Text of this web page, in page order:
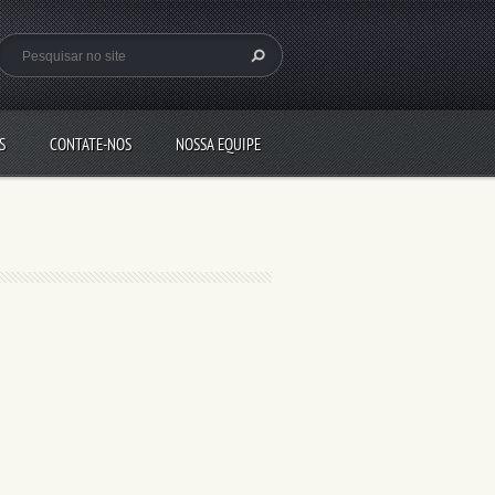
CONTATE-NOS NOSSA EQUIPE